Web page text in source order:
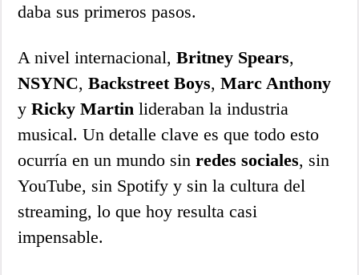
daba sus primeros pasos.
A nivel internacional,Britney Spears,
NSYNC,Backstreet Boys,Marc Anthony
yRicky Martin lideraban la industria
musical. Un detalle clave es que todo esto
ocurría en un mundo sinredes sociales, sin
YouTube, sin Spotify y sin la cultura del
streaming, lo que hoy resulta casi
impensable.